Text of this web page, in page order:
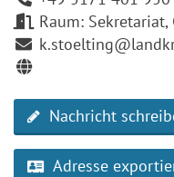
Raum:
Nachricht
Adresse